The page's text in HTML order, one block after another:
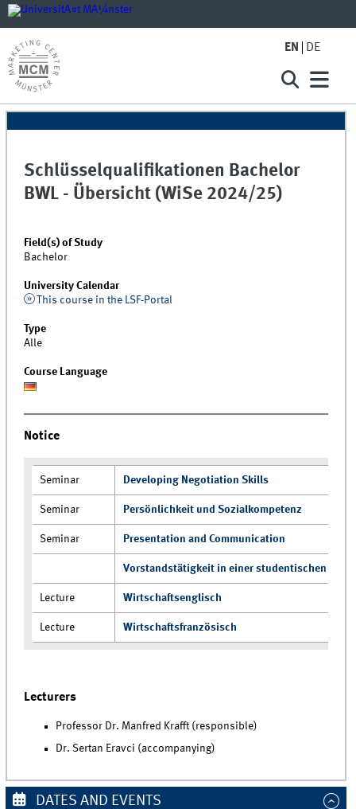
EN DE
Schlüsselqualifikationen Bachelor
BWL - Übersicht (WiSe 2024/25)
Field(s) of Study
Bachelor
University Calendar
This course in the LSF-Portal
Type
Alle
Course Language
Notice
Seminar Developing Negotiation Skills
Seminar Persönlichkeit und Sozialkompetenz
Seminar Presentation and Communication
Vorstandstätigkeit in einer studentischen
Lecture Wirtschaftsenglisch
Lecture Wirtschaftsfranzösisch
Lecturers
Professor Dr. Manfred Krafft (responsible)
Dr. Sertan Eravci (accompanying)
DATES AND EVENTS